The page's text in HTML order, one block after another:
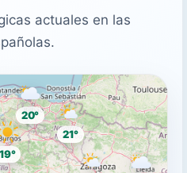
actuales en las
20°
21°
19°